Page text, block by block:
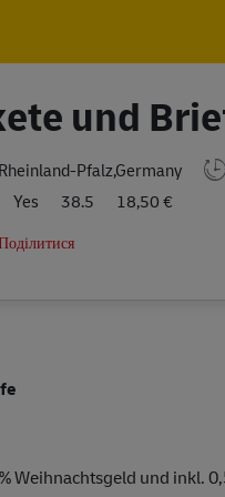
und
Pfalz,Germany
Yes 38.5 18,50 €
Weihnachtsgeld und inkl.